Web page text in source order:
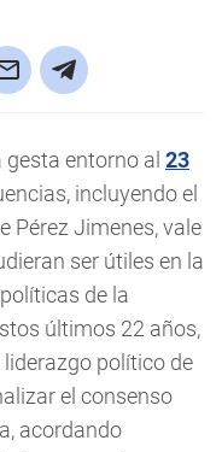
entorno al 23
incluyendo el
Pérez Jimenes, vale
ser útiles en la
de la
últimos 22 años,
político de
el consenso
acordando